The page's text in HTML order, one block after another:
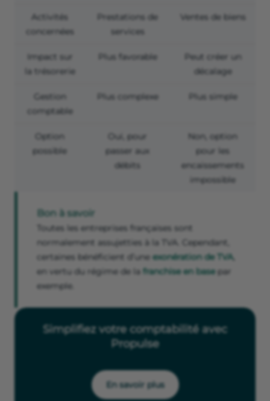
Activités
concernées
Prestations de
services
Ventes de biens
Impact sur
la trésorerie
Plus favorable
Peut créer un
décalage
Gestion
comptable
Plus complexe Plus simple
Option
possible
Oui, pour
passer aux
débits
Non, option
pour les
encaissements
impossible
Bon à savoir
Toutes les entreprises françaises sont
normalement assujetties à la TVA. Cependant,
certaines bénéficient d’uneexonération de TVA,
en vertu du régime de la franchise en basepar
exemple.
Simplifiez votre comptabilité avec
Propulse
En savoir plus